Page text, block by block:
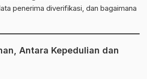
penerima diverifikasi, dan bagaimana
Antara Kepedulian dan